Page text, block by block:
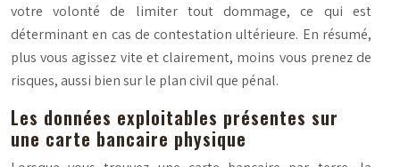
votre volonté de limiter tout dommage, ce qui est
déterminant en cas de contestation ultérieure. En résumé,
plus vous agissez vite et clairement, moins vous prenez de
risques, aussi bien sur le plan civil que pénal.
Les données exploitables présentes sur
une carte bancaire physique